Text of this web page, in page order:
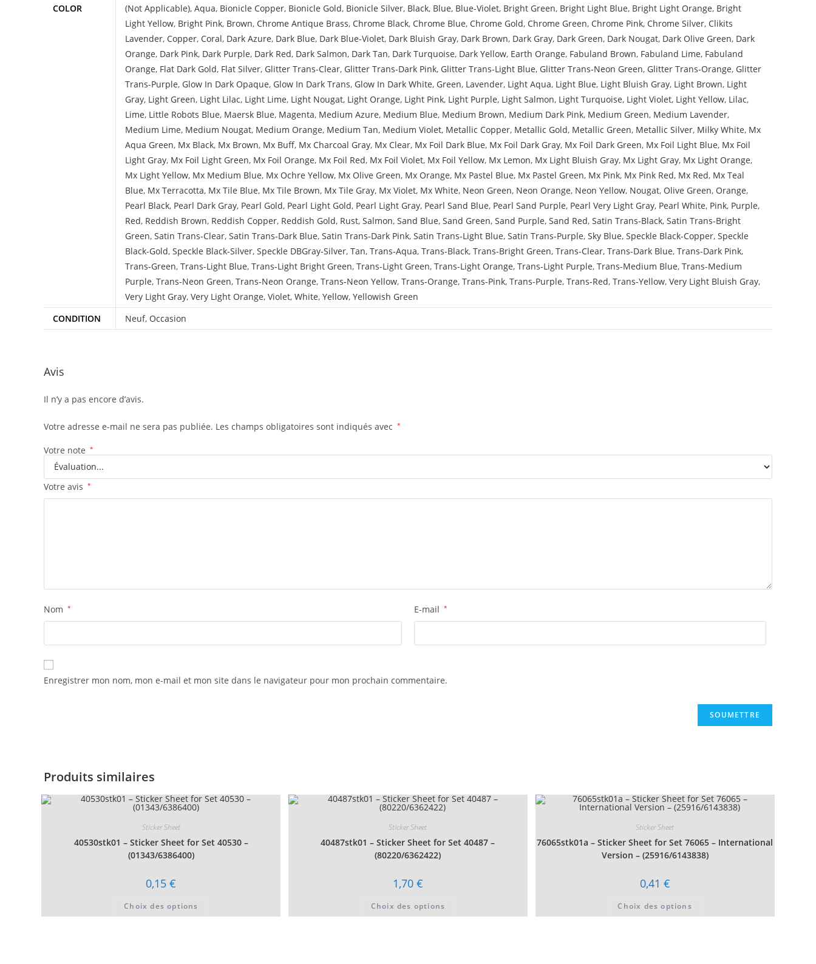
COLOR
(Not Applicable), Aqua, Bionicle Copper, Bionicle Gold, Bionicle Silver, Black, Blue, Blue-Violet, Bright Green, Bright Light Blue, Bright Light Orange, Bright
Light Yellow, Bright Pink, Brown, Chrome Antique Brass, Chrome Black, Chrome Blue, Chrome Gold, Chrome Green, Chrome Pink, Chrome Silver, Clikits
Lavender, Copper, Coral, Dark Azure, Dark Blue, Dark Blue-Violet, Dark Bluish Gray, Dark Brown, Dark Gray, Dark Green, Dark Nougat, Dark Olive Green, Dark
Orange, Dark Pink, Dark Purple, Dark Red, Dark Salmon, Dark Tan, Dark Turquoise, Dark Yellow, Earth Orange, Fabuland Brown, Fabuland Lime, Fabuland
Orange, Flat Dark Gold, Flat Silver, Glitter Trans-Clear, Glitter Trans-Dark Pink, Glitter Trans-Light Blue, Glitter Trans-Neon Green, Glitter Trans-Orange, Glitter
Trans-Purple, Glow In Dark Opaque, Glow In Dark Trans, Glow In Dark White, Green, Lavender, Light Aqua, Light Blue, Light Bluish Gray, Light Brown, Light
Gray, Light Green, Light Lilac, Light Lime, Light Nougat, Light Orange, Light Pink, Light Purple, Light Salmon, Light Turquoise, Light Violet, Light Yellow, Lilac,
Lime, Little Robots Blue, Maersk Blue, Magenta, Medium Azure, Medium Blue, Medium Brown, Medium Dark Pink, Medium Green, Medium Lavender,
Medium Lime, Medium Nougat, Medium Orange, Medium Tan, Medium Violet, Metallic Copper, Metallic Gold, Metallic Green, Metallic Silver, Milky White, Mx
Aqua Green, Mx Black, Mx Brown, Mx Buff, Mx Charcoal Gray, Mx Clear, Mx Foil Dark Blue, Mx Foil Dark Gray, Mx Foil Dark Green, Mx Foil Light Blue, Mx Foil
Light Gray, Mx Foil Light Green, Mx Foil Orange, Mx Foil Red, Mx Foil Violet, Mx Foil Yellow, Mx Lemon, Mx Light Bluish Gray, Mx Light Gray, Mx Light Orange,
Mx Light Yellow, Mx Medium Blue, Mx Ochre Yellow, Mx Olive Green, Mx Orange, Mx Pastel Blue, Mx Pastel Green, Mx Pink, Mx Pink Red, Mx Red, Mx Teal
Blue, Mx Terracotta, Mx Tile Blue, Mx Tile Brown, Mx Tile Gray, Mx Violet, Mx White, Neon Green, Neon Orange, Neon Yellow, Nougat, Olive Green, Orange,
Pearl Black, Pearl Dark Gray, Pearl Gold, Pearl Light Gold, Pearl Light Gray, Pearl Sand Blue, Pearl Sand Purple, Pearl Very Light Gray, Pearl White, Pink, Purple,
Red, Reddish Brown, Reddish Copper, Reddish Gold, Rust, Salmon, Sand Blue, Sand Green, Sand Purple, Sand Red, Satin Trans-Black, Satin Trans-Bright
Green, Satin Trans-Clear, Satin Trans-Dark Blue, Satin Trans-Dark Pink, Satin Trans-Light Blue, Satin Trans-Purple, Sky Blue, Speckle Black-Copper, Speckle
Black-Gold, Speckle Black-Silver, Speckle DBGray-Silver, Tan, Trans-Aqua, Trans-Black, Trans-Bright Green, Trans-Clear, Trans-Dark Blue, Trans-Dark Pink,
Trans-Green, Trans-Light Blue, Trans-Light Bright Green, Trans-Light Green, Trans-Light Orange, Trans-Light Purple, Trans-Medium Blue, Trans-Medium
Purple, Trans-Neon Green, Trans-Neon Orange, Trans-Neon Yellow, Trans-Orange, Trans-Pink, Trans-Purple, Trans-Red, Trans-Yellow, Very Light Bluish Gray,
Very Light Gray, Very Light Orange, Violet, White, Yellow, Yellowish Green
CONDITION
Neuf, Occasion
Avis
Il n’y a pas encore d’avis.
Votre adresse e-mail ne sera pas publiée. Les champs obligatoires sont indiqués avec *
Votre note *
Votre avis *
Nom * E-mail *
Enregistrer mon nom, mon e-mail et mon site dans le navigateur pour mon prochain commentaire.
Produits similaires
Sticker Sheet
40530stk01 – Sticker Sheet for Set 40530 –
(01343/6386400)
0,15€
Choix des options
a
Sticker Sheet
40487stk01 – Sticker Sheet for Set 40487 –
(80220/6362422)
1,70 €
Choix des options
a
Sticker Sheet
76065stk01a – Sticker Sheet for Set 76065 – International
Version – (25916/6143838)
0,41 €
Choix des options
a